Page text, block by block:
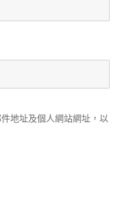
地址及個人網站網址，以